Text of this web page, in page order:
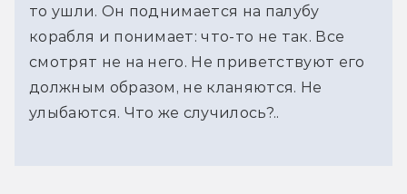
то ушли. Он поднимается на палубу
корабля и понимает: что-то не так. Все
смотрят не на него. Не приветствуют его
должным образом, не кланяются. Не
улыбаются. Что же случилось?..